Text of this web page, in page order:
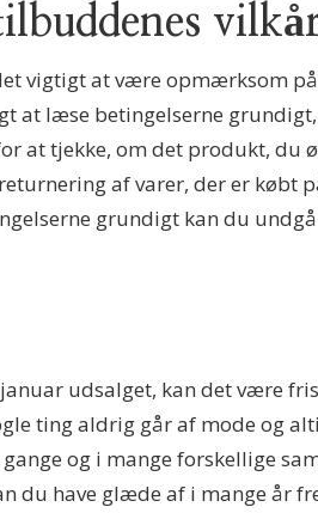
vigtigt at være opmærksom
at læse betingelserne
at tjekke, om det produkt,
af varer, der er købt
grundigt kan du
udsalget, kan det være
ting aldrig går af mode og
og i mange forskellige
du have glæde af i mange år